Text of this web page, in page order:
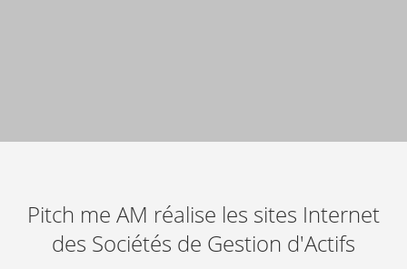
Pitch me AM réalise les sites Internet
des Sociétés de Gestion d'Actifs